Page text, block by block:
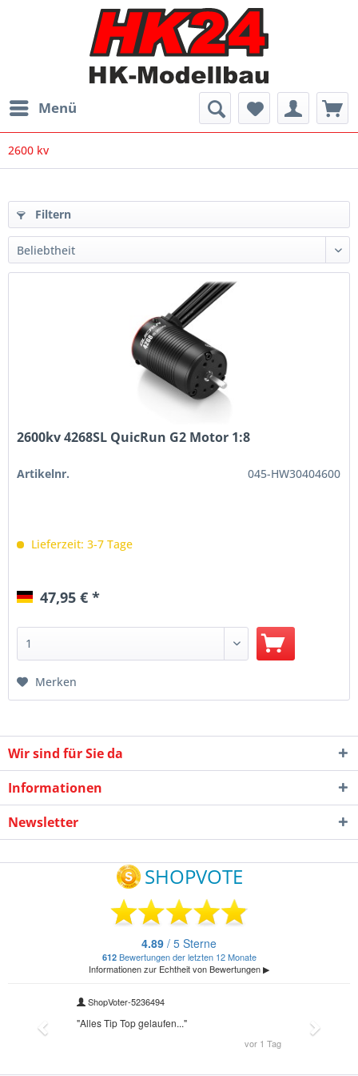
Menü
2600 kv
Filtern
2600kv 4268SL QuicRun G2 Motor 1:8
Artikelnr. 045-HW30404600
Lieferzeit: 3-7 Tage
47,95 € *
Merken
Wir sind für Sie da
Informationen
Newsletter